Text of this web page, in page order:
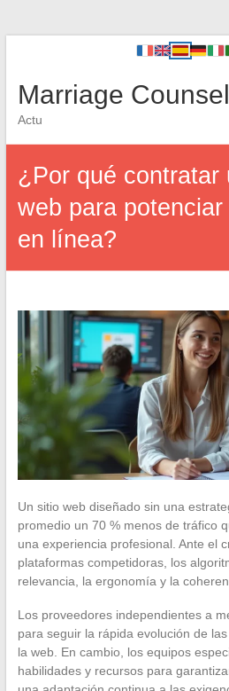
Marriage
Actu
¿Por qué contratar
web para
en línea?
Un sitio web diseñado sin una
promedio un 70 % menos de tráfico
una experiencia profesional. Ante el
plataformas competidoras, los
relevancia, la ergonomía y la
Los proveedores independientes a
para seguir la rápida evolución de
la web. En cambio, los equipos
habilidades y recursos para